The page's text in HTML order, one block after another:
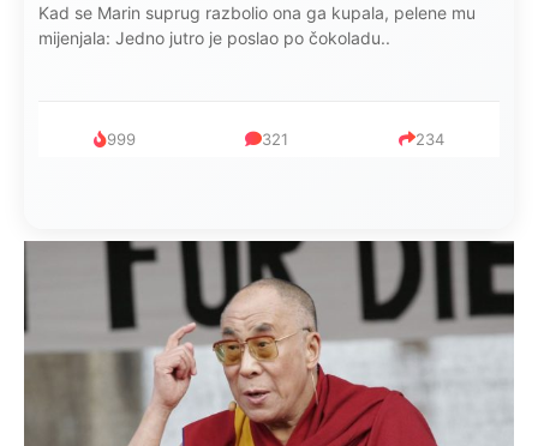
Kad se Marin suprug razbolio ona ga kupala, pelene mu
mijenjala: Jedno jutro je poslao po čokoladu..
999 321 234